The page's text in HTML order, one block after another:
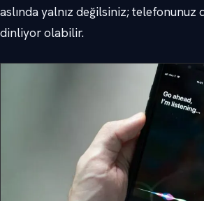
aslında yalnız değilsiniz; telefonunuz
dinliyor olabilir.